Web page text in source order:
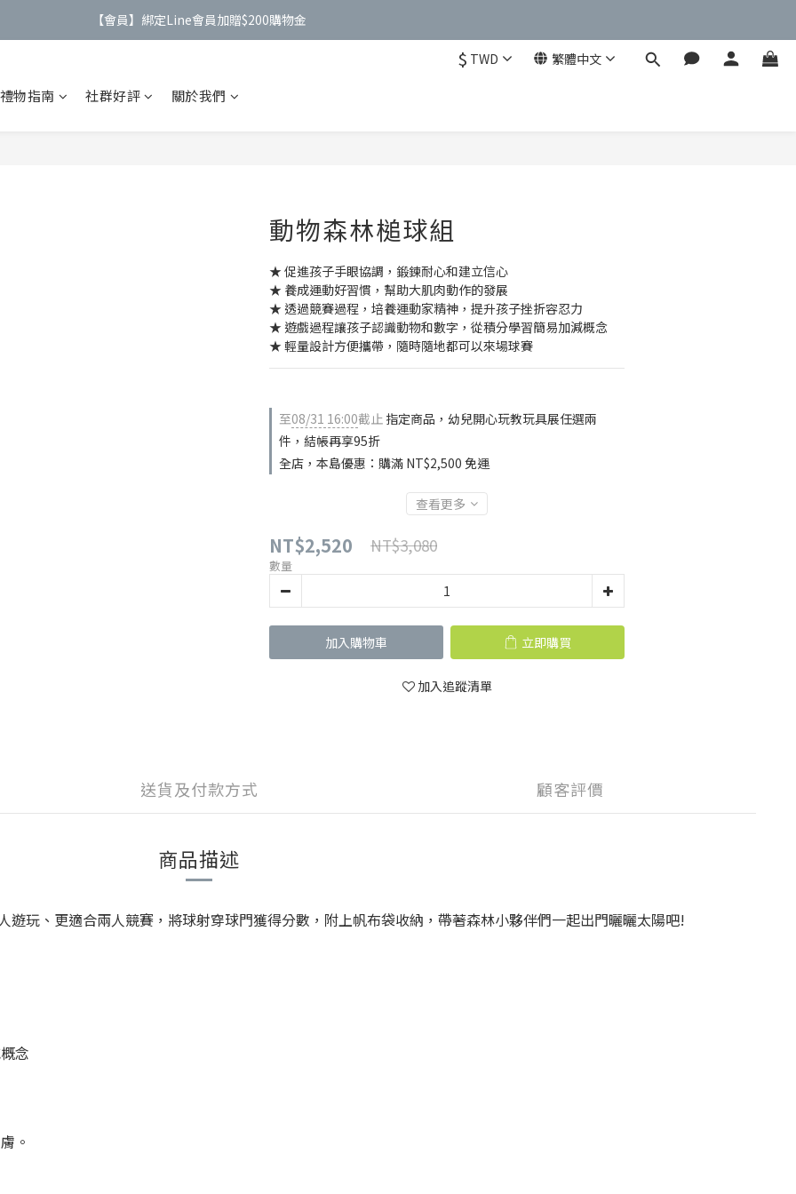
【公告】4/21(二)起 價格調整事宜
【會員】綁定Line會員加贈$200購物金
$ TWD 繁體中文
禮物指南 社群好評 關於我們
動物森林槌球組
★ 促進孩子手眼協調，鍛鍊耐心和建立信心
★ 養成運動好習慣，幫助大肌肉動作的發展
★ 透過競賽過程，培養運動家精神，提升孩子挫折容忍力
★ 遊戲過程讓孩子認識動物和數字，從積分學習簡易加減概念
★ 輕量設計方便攜帶，隨時隨地都可以來場球賽
至08/31 16:00截止 指定商品，幼兒開心玩教玩具展任選兩
件，結帳再享95折
全店，本島優惠：購滿 NT$2,500 免運
查看更多
NT$2,520 NT$3,080
數量
加入購物車 立即購買
加入追蹤清單
送貨及付款方式 顧客評價
商品描述
玩、更適合兩人競賽，將球射穿球門獲得分數，附上帆布袋收納，帶著森林小夥伴們一起出門曬曬太陽吧!
念
。